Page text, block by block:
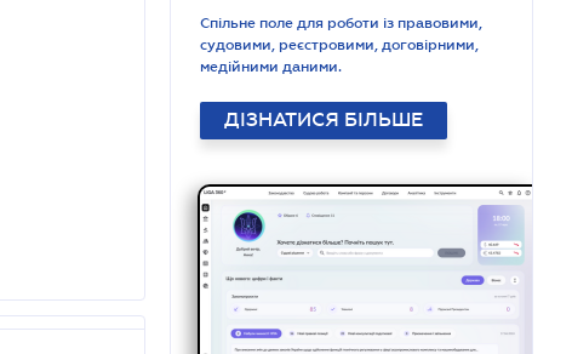
Спільне поле для роботи із правовими,
судовими, реєстровими, договірними,
медійними даними.
ДІЗНАТИСЯ БІЛЬШЕ